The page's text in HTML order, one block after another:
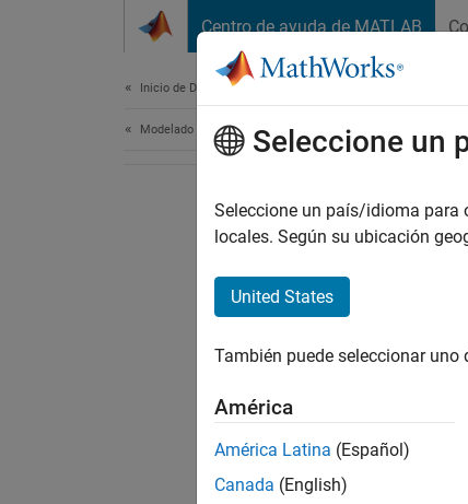
Centro de ayuda de MATLAB
Inicio de Documentación
Modelado físico Seleccione un
Seleccione un país/idioma para
locales. Según su ubicación
United States
También puede seleccionar
América
América Latina (Español)
Canada (English)